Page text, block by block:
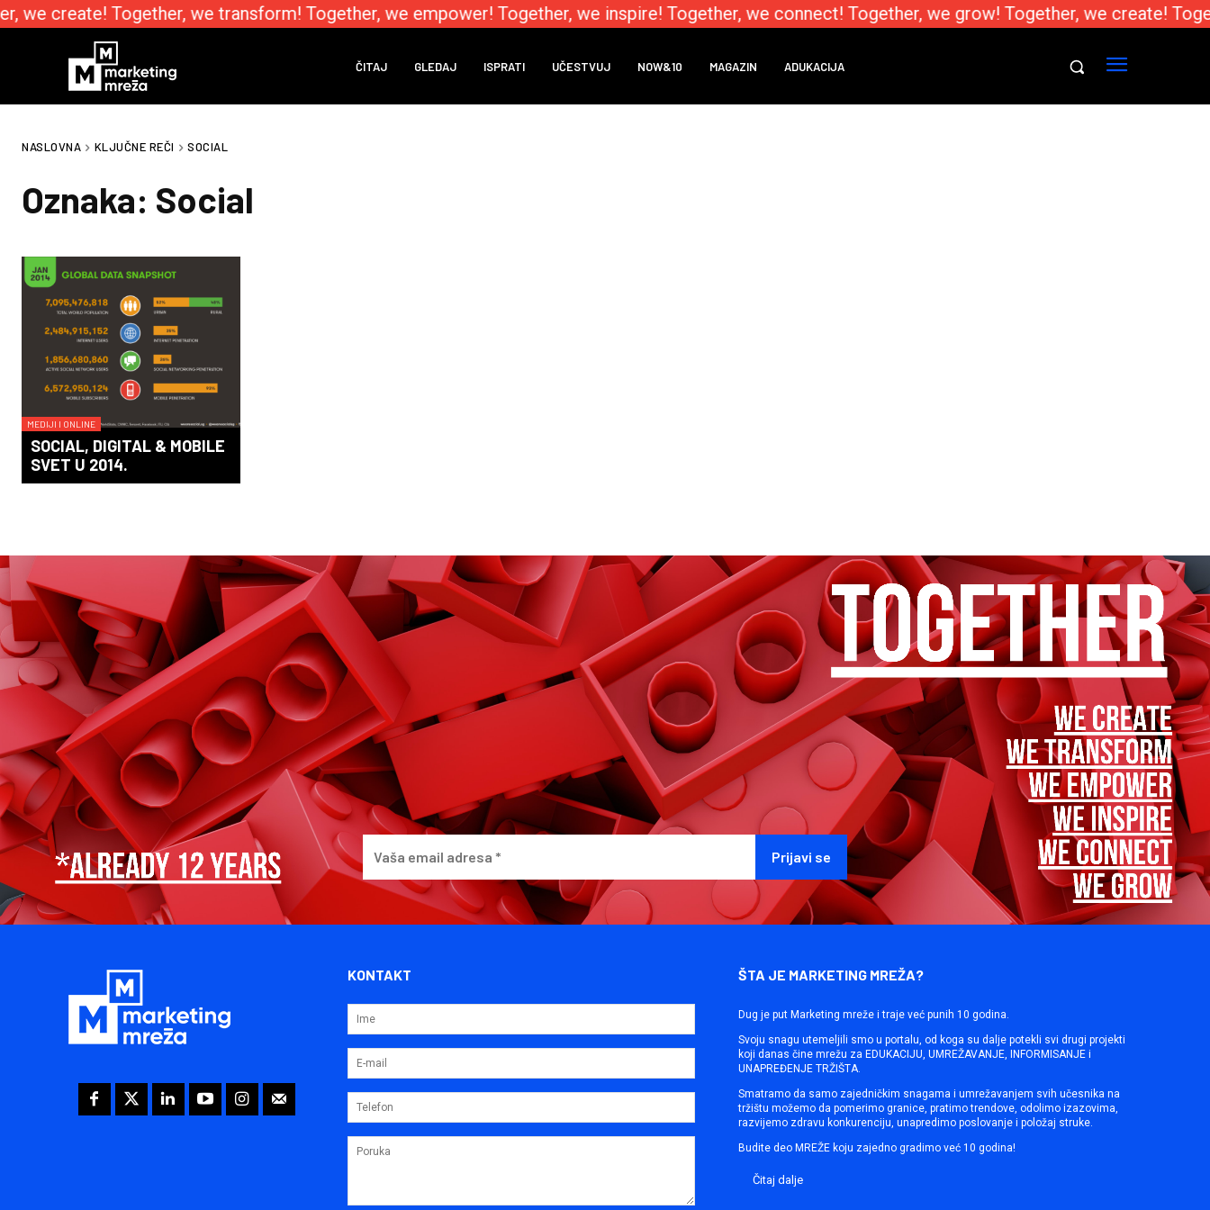
we create! Together, we transform! Together, we empower! Together, we inspire! Together, we connect! Together, we grow! Together, we create!
ČITAJ GLEDAJ ISPRATI UČESTVUJ NOW&10 MAGAZIN ADUKACIJA
NASLOVNA KLJUČNE REČI SOCIAL
Oznaka: Social
MEDIJI I ONLINE
SOCIAL, DIGITAL & MOBILE
SVET U 2014.
KONTAKT ŠTA JE MARKETING MREŽA?
Dug je put Marketing mreže i traje već punih 10 godina.
Svoju snagu utemeljili smo u portalu, od koga su dalje potekli svi drugi projekti
koji danas čine mrežu za EDUKACIJU, UMREŽAVANJE, INFORMISANJE i
UNAPREĐENJE TRŽIŠTA.
Smatramo da samo zajedničkim snagama i umrežavanjem svih učesnika na
tržištu možemo da pomerimo granice, pratimo trendove, odolimo izazovima,
razvijemo zdravu konkurenciju, unapredimo poslovanje i položaj struke.
Budite deo MREŽE koju zajedno gradimo već 10 godina!
Čitaj dalje